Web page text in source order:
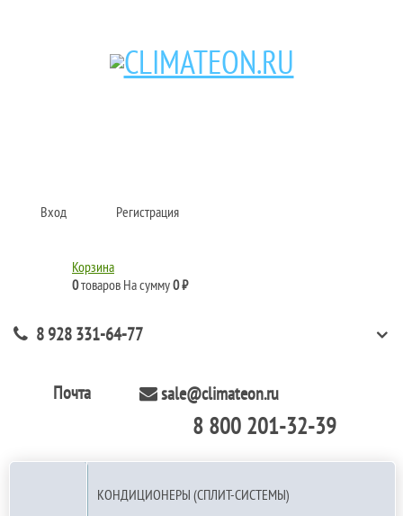
Кондиционеры и сплит-системы, газовые котлы, тепловые завесы, водяные
Вход Регистрация
Корзина
0товаров На сумму0 ₽
8 928 331-64-77
Почта sale@climateon.ru
8 800 201-32-39
КОНДИЦИОНЕРЫ (СПЛИТ-СИСТЕМЫ)